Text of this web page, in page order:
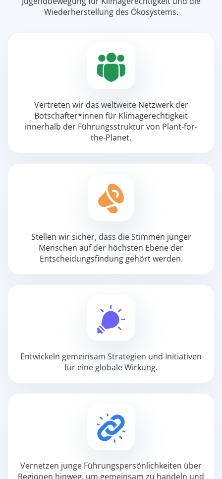
Wiederherstellung des Ökosystems.
Vertreten wir das weltweite Netzwerk der
Botschafter*innen für Klimagerechtigkeit
innerhalb der Führungsstruktur von Plant-for-
the-Planet.
Stellen wir sicher, dass die Stimmen junger
Menschen auf der höchsten Ebene der
Entscheidungsfindung gehört werden.
Entwickeln gemeinsam Strategien und Initiativen
für eine globale Wirkung.
Vernetzen junge Führungspersönlichkeiten über
Regionen hinweg, um gemeinsam zu handeln und